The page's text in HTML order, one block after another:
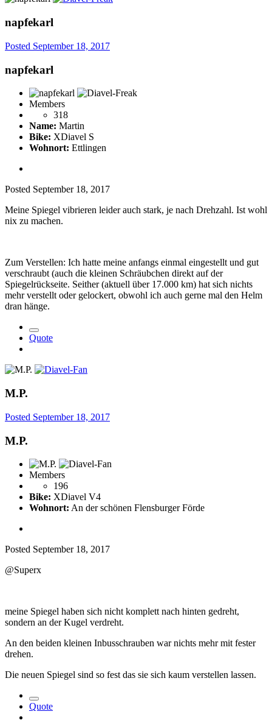
napfekarl
Posted September 18, 2017
napfekarl
Members
318
Name: Martin
Bike: XDiavel S
Wohnort: Ettlingen
Posted September 18, 2017
Meine Spiegel vibrieren leider auch stark, je nach Drehzahl. Ist wohl
nix zu machen.
Zum Verstellen: Ich hatte meine anfangs einmal eingestellt und gut
verschraubt (auch die kleinen Schräubchen direkt auf der
Spiegelrückseite. Seither (aktuell über 17.000 km) hat sich nichts
mehr verstellt oder gelockert, obwohl ich auch gerne mal den Helm
dran hänge.
Quote
M.P.
Posted September 18, 2017
M.P.
Members
196
Bike: XDiavel V4
Wohnort: An der schönen Flensburger Förde
Posted September 18, 2017
@Superx
meine Spiegel haben sich nicht komplett nach hinten gedreht,
sondern an der Kugel verdreht.
An den beiden kleinen Inbusschrauben war nichts mehr mit fester
drehen.
Die neuen Spiegel sind so fest das sie sich kaum verstellen lassen.
Quote